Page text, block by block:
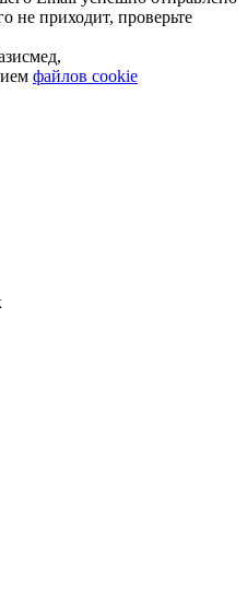
не приходит, проверьте
файлов cookie